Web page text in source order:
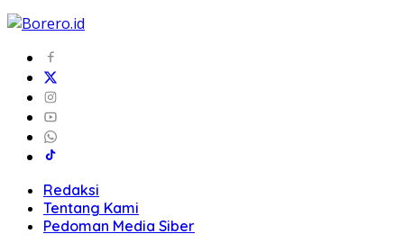
Redaksi
Tentang Kami
Pedoman Media Siber